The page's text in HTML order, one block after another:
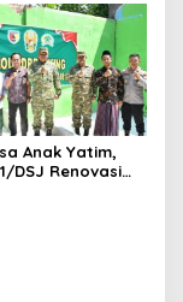
Anak Yatim,
DSJ Renovasi